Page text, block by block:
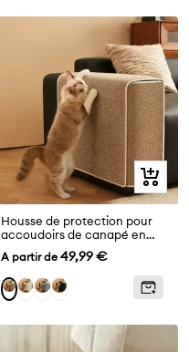
siège
Aperçu
rapide
Housse de protection pour
accoudoirs de canapé en
faux sisal résistant aux
rayures, ajustable, pour
chats
Prix
de
vente
A partir de 49,99 €
Chameau
Crème
GrisNoir